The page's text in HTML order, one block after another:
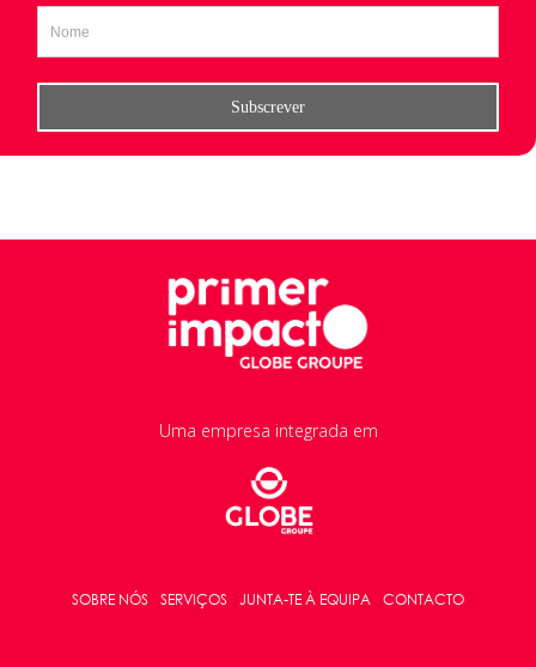
Uma empresa integrada em
SOBRE NÓS SERVIÇOS JUNTA-TE À EQUIPA CONTACTO